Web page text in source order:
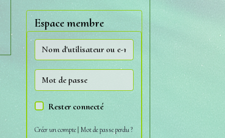
Espace membre
Rester connecté
Créer un compte| Mot de passe perdu ?